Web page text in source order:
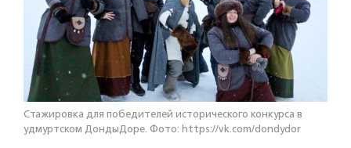
Стажировка для победителей исторического конкурса в
удмуртском ДондыДоре. Фото: https://vk.com/dondydor